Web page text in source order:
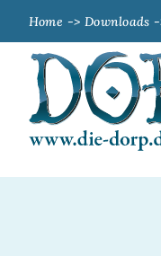
springen
Home Downloads